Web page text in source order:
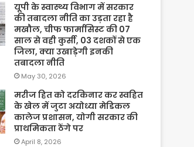
यूपी के स्वास्थ्य विभाग में सरकार
की तबादला नीति का उड़ता रहा है
मखौल, चीफ फार्मासिस्ट की 07
साल से वही कुर्सी, 03 दशकों से एक
जिला, क्या उखाड़ेगी इनकी
तबादला नीति
May 30, 2026
मरीज हित को दरकिनार कर स्वहित
के खेल में जुटा अयोध्या मेडिकल
कालेज प्रशासन, योगी सरकार की
प्राथमिकता ठेंगे पर
April 8, 2026